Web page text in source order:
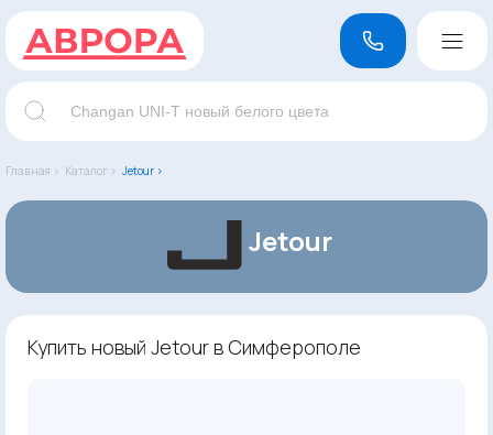
Главная › Каталог › Jetour ›
Jetour
Купить новый Jetour в Симферополе